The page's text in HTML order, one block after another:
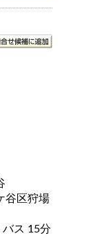
谷区狩場
横須賀線 保土ヶ谷 駅 バス 15分